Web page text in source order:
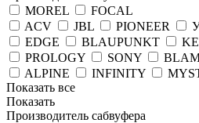
MOREL
FOCAL
ACV
JBL PIONEER
EDGE
BLAUPUNKT
PROLOGY
SONY
ALPINE
INFINITY
Показать все
Показать
Производитель сабвуфера